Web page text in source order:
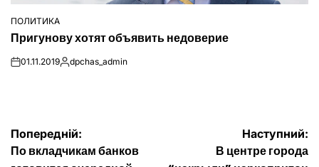
ОПУБЛІКУВАТИ
ПОЛИТИКА
Пригунову хотят объявить недоверие
on01.11.2019Опубліковано
dpchas_admin
Навігація
Попередній:
По вкладчикам банков
Наступний:
В центре города